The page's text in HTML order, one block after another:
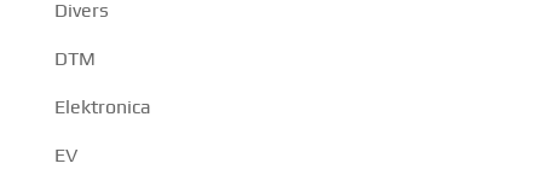
Divers
DTM
Elektronica
EV